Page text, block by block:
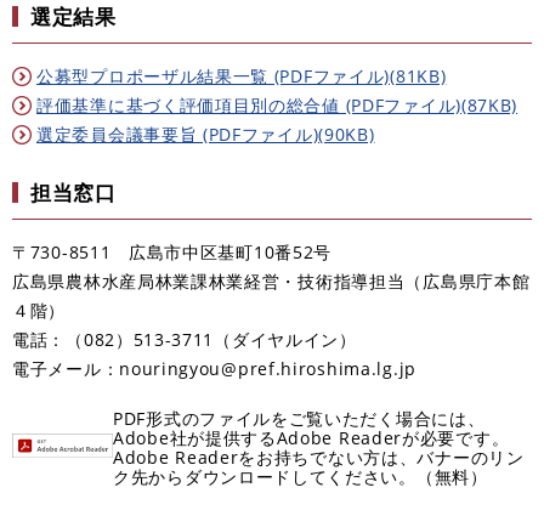
選定結果
公募型プロポーザル結果一覧 (PDFファイル)(81KB)
評価基準に基づく評価項目別の総合値 (PDFファイル)(87KB)
選定委員会議事要旨 (PDFファイル)(90KB)
担当窓口
〒730-8511 広島市中区基町10番52号
広島県農林水産局林業課林業経営・技術指導担当（広島県庁本館
４階）
電話：（082）513-3711（ダイヤルイン）
電子メール：nouringyou@pref.hiroshima.lg.jp
PDF形式のファイルをご覧いただく場合には、
Adobe社が提供するAdobe Readerが必要です。
Adobe Readerをお持ちでない方は、バナーのリン
ク先からダウンロードしてください。（無料）